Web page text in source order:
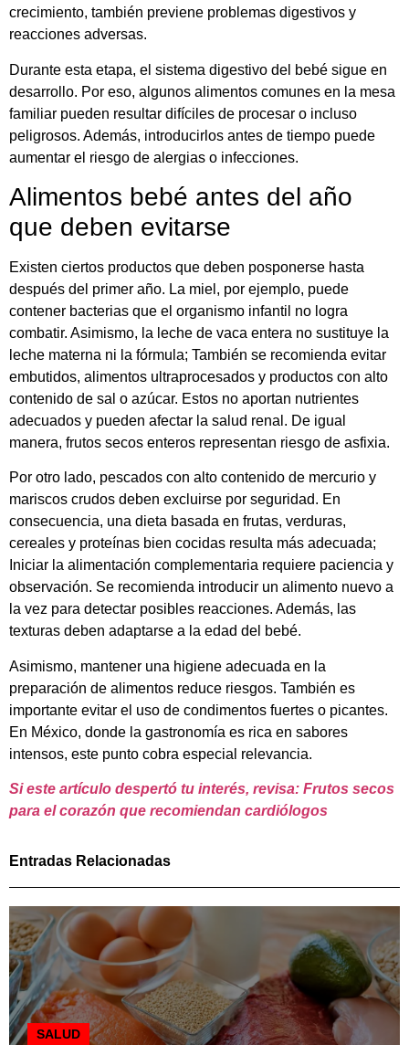
crecimiento, también previene problemas digestivos y
reacciones adversas.
Durante esta etapa, el sistema digestivo del bebé sigue en
desarrollo. Por eso, algunos alimentos comunes en la mesa
familiar pueden resultar difíciles de procesar o incluso
peligrosos. Además, introducirlos antes de tiempo puede
aumentar el riesgo de alergias o infecciones.
Alimentos bebé antes del año
que deben evitarse
Existen ciertos productos que deben posponerse hasta
después del primer año. La miel, por ejemplo, puede
contener bacterias que el organismo infantil no logra
combatir. Asimismo, la leche de vaca entera no sustituye la
leche materna ni la fórmula; También se recomienda evitar
embutidos, alimentos ultraprocesados y productos con alto
contenido de sal o azúcar. Estos no aportan nutrientes
adecuados y pueden afectar la salud renal. De igual
manera, frutos secos enteros representan riesgo de asfixia.
Por otro lado, pescados con alto contenido de mercurio y
mariscos crudos deben excluirse por seguridad. En
consecuencia, una dieta basada en frutas, verduras,
cereales y proteínas bien cocidas resulta más adecuada;
Iniciar la alimentación complementaria requiere paciencia y
observación. Se recomienda introducir un alimento nuevo a
la vez para detectar posibles reacciones. Además, las
texturas deben adaptarse a la edad del bebé.
Asimismo, mantener una higiene adecuada en la
preparación de alimentos reduce riesgos. También es
importante evitar el uso de condimentos fuertes o picantes.
En México, donde la gastronomía es rica en sabores
intensos, este punto cobra especial relevancia.
Si este artículo despertó tu interés, revisa: Frutos secos
para el corazón que recomiendan cardiólogos
Entradas Relacionadas
SALUD